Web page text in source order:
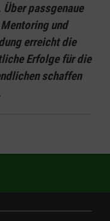
passgenaue
und
erreicht die
Erfolge für die
schaffen